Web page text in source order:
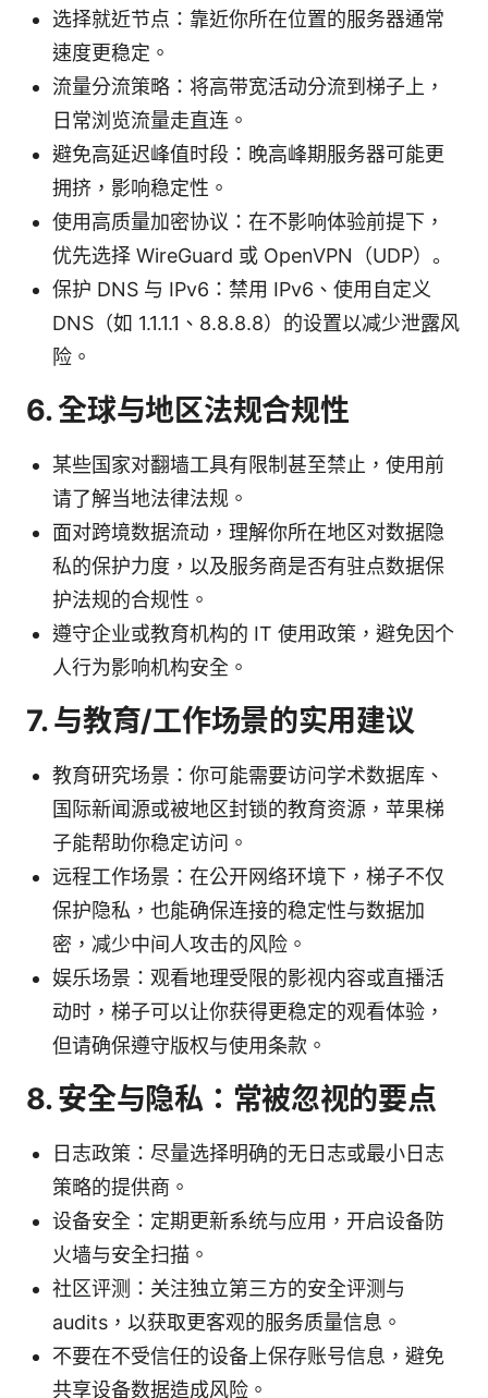
选择就近节点：靠近你所在位置的服务器通常
速度更稳定。
流量分流策略：将高带宽活动分流到梯子上，
日常浏览流量走直连。
避免高延迟峰值时段：晚高峰期服务器可能更
拥挤，影响稳定性。
使用高质量加密协议：在不影响体验前提下，
优先选择 WireGuard 或 OpenVPN（UDP）。
保护 DNS 与 IPv6：禁用 IPv6、使用自定义
DNS（如 1.1.1.1、8.8.8.8）的设置以减少泄露风
险。
6. 全球与地区法规合规性
某些国家对翻墙工具有限制甚至禁止，使用前
请了解当地法律法规。
面对跨境数据流动，理解你所在地区对数据隐
私的保护力度，以及服务商是否有驻点数据保
护法规的合规性。
遵守企业或教育机构的 IT 使用政策，避免因个
人行为影响机构安全。
7. 与教育/工作场景的实用建议
教育研究场景：你可能需要访问学术数据库、
国际新闻源或被地区封锁的教育资源，苹果梯
子能帮助你稳定访问。
远程工作场景：在公开网络环境下，梯子不仅
保护隐私，也能确保连接的稳定性与数据加
密，减少中间人攻击的风险。
娱乐场景：观看地理受限的影视内容或直播活
动时，梯子可以让你获得更稳定的观看体验，
但请确保遵守版权与使用条款。
8. 安全与隐私：常被忽视的要点
日志政策：尽量选择明确的无日志或最小日志
策略的提供商。
设备安全：定期更新系统与应用，开启设备防
火墙与安全扫描。
社区评测：关注独立第三方的安全评测与
audits，以获取更客观的服务质量信息。
不要在不受信任的设备上保存账号信息，避免
共享设备数据造成风险。